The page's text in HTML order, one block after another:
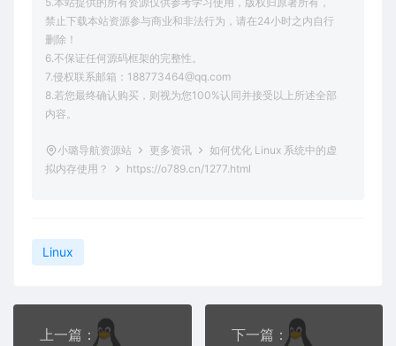
禁止下载本站资源参与商业和非法行为，请在24小时之内自行
删除！
6.不保证任何源码框架的完整性。
7.侵权联系邮箱：188773464@qq.com
8.若您最终确认购买，则视为您100%认同并接受以上所述全部
内容。
小璐导航资源站 更多资讯
如何优化 Linux 系统中的虚
拟内存使用？
https://o789.cn/1277.html
Linux
上一篇：
下一篇：